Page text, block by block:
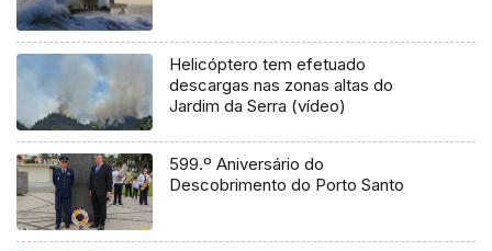
Helicóptero tem efetuado
descargas nas zonas altas do
Jardim da Serra (vídeo)
599.º Aniversário do
Descobrimento do Porto Santo